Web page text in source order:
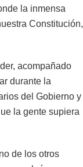
la inmensa
Constitución,
acompañado
durante la
del Gobierno y
la gente supiera
de los otros